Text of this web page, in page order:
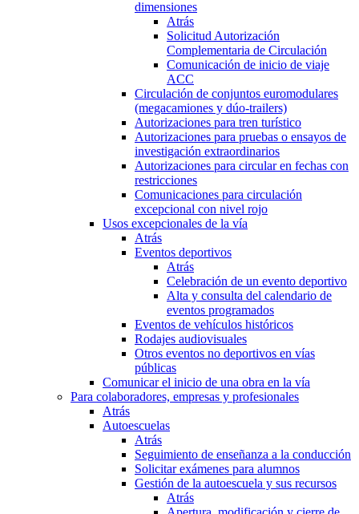
dimensiones
Atrás
Solicitud Autorización
Complementaria de Circulación
Comunicación de inicio de viaje
ACC
Circulación de conjuntos euromodulares
(megacamiones y dúo-trailers)
Autorizaciones para tren turístico
Autorizaciones para pruebas o ensayos de
investigación extraordinarios
Autorizaciones para circular en fechas con
restricciones
Comunicaciones para circulación
excepcional con nivel rojo
Usos excepcionales de la vía
Atrás
Eventos deportivos
Atrás
Celebración de un evento deportivo
Alta y consulta del calendario de
eventos programados
Eventos de vehículos históricos
Rodajes audiovisuales
Otros eventos no deportivos en vías
públicas
Comunicar el inicio de una obra en la vía
Para colaboradores, empresas y profesionales
Atrás
Autoescuelas
Atrás
Seguimiento de enseñanza a la conducción
Solicitar exámenes para alumnos
Gestión de la autoescuela y sus recursos
Atrás